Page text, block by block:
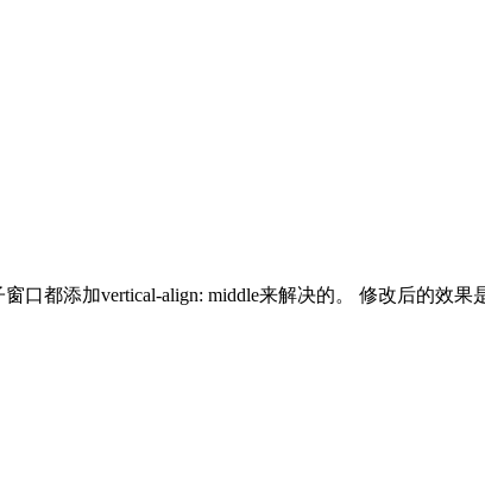
口都添加vertical-align: middle来解决的。 修改后的效果